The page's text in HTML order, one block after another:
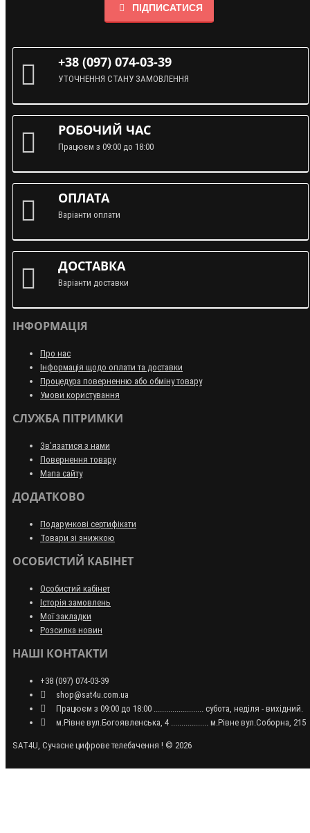
ПІДПИСАТИСЯ
+38 (097) 074-03-39
УТОЧНЕННЯ СТАНУ ЗАМОВЛЕННЯ
РОБОЧИЙ ЧАС
Працюєм з 09:00 до 18:00
ОПЛАТА
Варіанти оплати
ДОСТАВКА
Варіанти доставки
ІНФОРМАЦІЯ
Про нас
Інформація щодо оплати та доставки
Процедура поверненню або обміну товару
Умови користування
СЛУЖБА ПІТРИМКИ
Зв’язатися з нами
Повернення товару
Мапа сайту
ДОДАТКОВО
Подарункові сертифікати
Товари зі знижкою
ОСОБИСТИЙ КАБІНЕТ
Особистий кабінет
Історія замовлень
Мої закладки
Розсилка новин
НАШІ КОНТАКТИ
+38 (097) 074-03-39
shop@sat4u.com.ua
Працюєм з 09:00 до 18:00 ........................ субота, неділя - вихідний.
м.Рівне вул.Богоявленська, 4 .................. м.Рівне вул.Соборна, 215
SAT4U, Сучасне цифрове телебачення ! © 2026